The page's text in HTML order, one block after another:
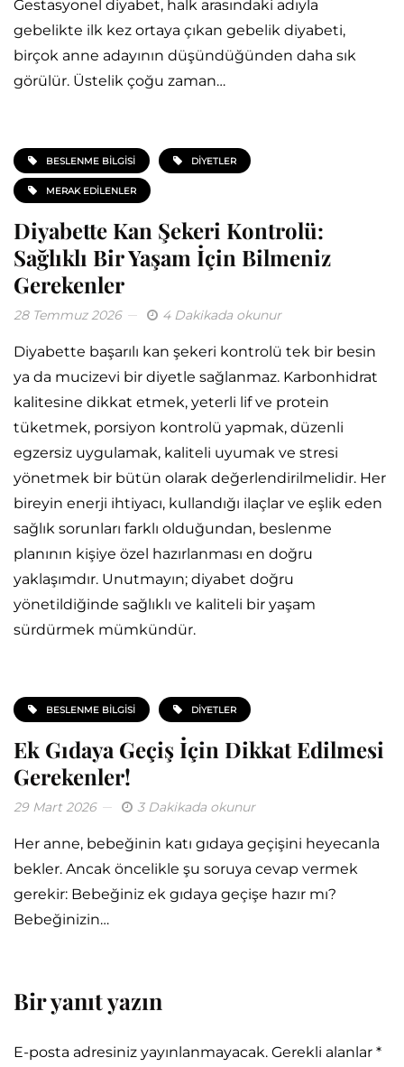
Gestasyonel diyabet, halk arasındaki adıyla
gebelikte ilk kez ortaya çıkan gebelik diyabeti,
birçok anne adayının düşündüğünden daha sık
görülür. Üstelik çoğu zaman…
BESLENME BILGISI DIYETLER
MERAK EDILENLER
Diyabette Kan Şekeri Kontrolü:
Sağlıklı Bir Yaşam İçin Bilmeniz
Gerekenler
28 Temmuz 2026 4 Dakikada okunur
Diyabette başarılı kan şekeri kontrolü tek bir besin
ya da mucizevi bir diyetle sağlanmaz. Karbonhidrat
kalitesine dikkat etmek, yeterli lif ve protein
tüketmek, porsiyon kontrolü yapmak, düzenli
egzersiz uygulamak, kaliteli uyumak ve stresi
yönetmek bir bütün olarak değerlendirilmelidir. Her
bireyin enerji ihtiyacı, kullandığı ilaçlar ve eşlik eden
sağlık sorunları farklı olduğundan, beslenme
planının kişiye özel hazırlanması en doğru
yaklaşımdır. Unutmayın; diyabet doğru
yönetildiğinde sağlıklı ve kaliteli bir yaşam
sürdürmek mümkündür.
BESLENME BILGISI DIYETLER
Ek Gıdaya Geçiş İçin Dikkat Edilmesi
Gerekenler!
29 Mart 2026 3 Dakikada okunur
Her anne, bebeğinin katı gıdaya geçişini heyecanla
bekler. Ancak öncelikle şu soruya cevap vermek
gerekir: Bebeğiniz ek gıdaya geçişe hazır mı?
Bebeğinizin…
Bir yanıt yazın
E-posta adresiniz yayınlanmayacak. Gerekli alanlar *